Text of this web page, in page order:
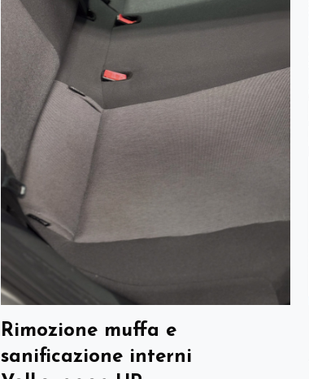
Rimozione muffa e
sanificazione interni